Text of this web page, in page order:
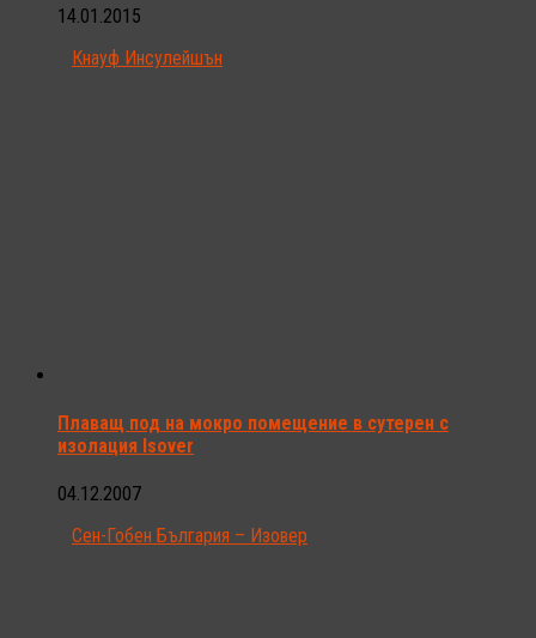
14.01.2015
Кнауф Инсулейшън
Плаващ под на мокро помещение в сутерен с
изолация Isover
04.12.2007
Сен-Гобен България – Изовер